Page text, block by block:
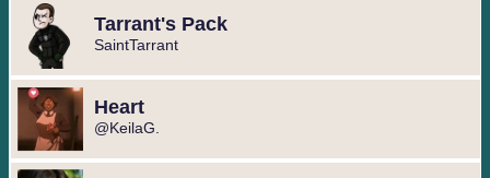
Tarrant's Pack
SaintTarrant
Heart
@KeilaG.